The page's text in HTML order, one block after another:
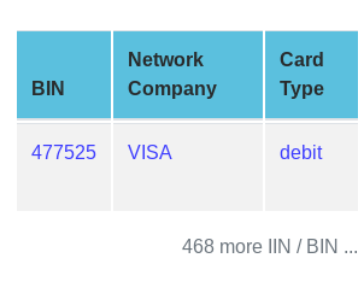
BIN
Credit
Card
Checker
Service
BIN
Network
Company
Card
Type
477525 VISA debit
468 more IIN / BIN ...